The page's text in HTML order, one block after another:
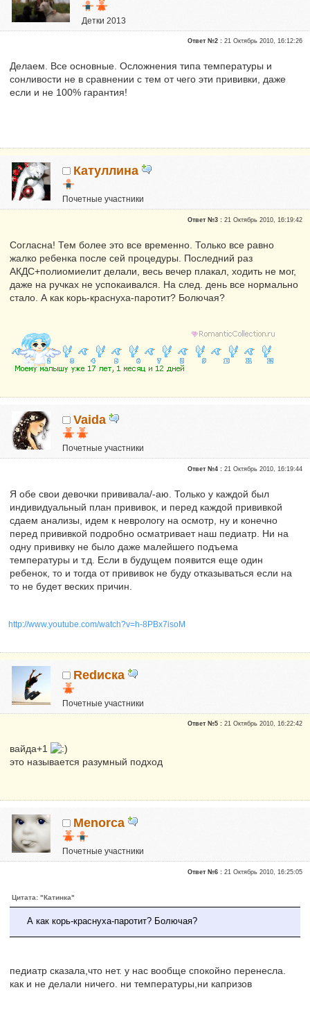
Детки 2013
Почетные участники
Репутация:17
Ответ №2 :21 Октябрь 2010, 16:12:26
Делаем. Все основные. Осложнения типа температуры и
сонливости не в сравнении с тем от чего эти прививки, даже
если и не 100% гарантия!
Катуллина
Почетные участники
Ответ №3 :21 Октябрь 2010, 16:19:42
Согласна! Тем более это все временно. Только все равно
жалко ребенка после сей процедуры. Последний раз
АКДС+полиомиелит делали, весь вечер плакал, ходить не мог,
даже на ручках не успокаивался. На след. день все нормально
стало. А как корь-краснуха-паротит? Болючая?
Vaida
Почетные участники
Ответ №4 :21 Октябрь 2010, 16:19:44
Я обе свои девочки прививала/-аю. Только у каждой был
индивидуальный план прививок, и перед каждой прививкой
сдаем анализы, идем к неврологу на осмотр, ну и конечно
перед прививкой подробно осматривает наш педиатр. Ни на
одну прививку не было даже малейшего подъема
температуры и т.д. Если в будущем появится еще один
ребенок, то и тогда от прививок не буду отказываться если на
то не будет веских причин.
http://www.youtube.com/watch?v=h-8PBx7isoM
Redиска
Почетные участники
Сказали "Спасибо": 1
Ответ №5 :21 Октябрь 2010, 16:22:42
вайда+1
это называется разумный подход
Menorca
Почетные участники
Ответ №6 :21 Октябрь 2010, 16:25:05
Цитата: "Катинка"
А как корь-краснуха-паротит? Болючая?
педиатр сказала,что нет. у нас вообще спокойно перенесла.
как и не делали ничего. ни температуры,ни капризов